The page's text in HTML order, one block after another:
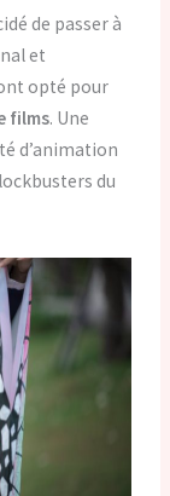
de passer à
et
opté pour
films. Une
d’animation
du